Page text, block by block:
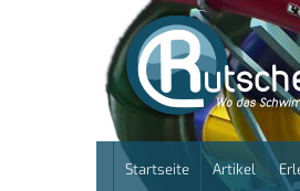
Startseite Artikel